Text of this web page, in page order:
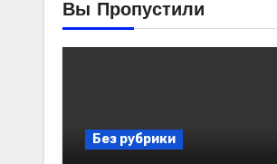
Вы Пропустили
Без рубрики